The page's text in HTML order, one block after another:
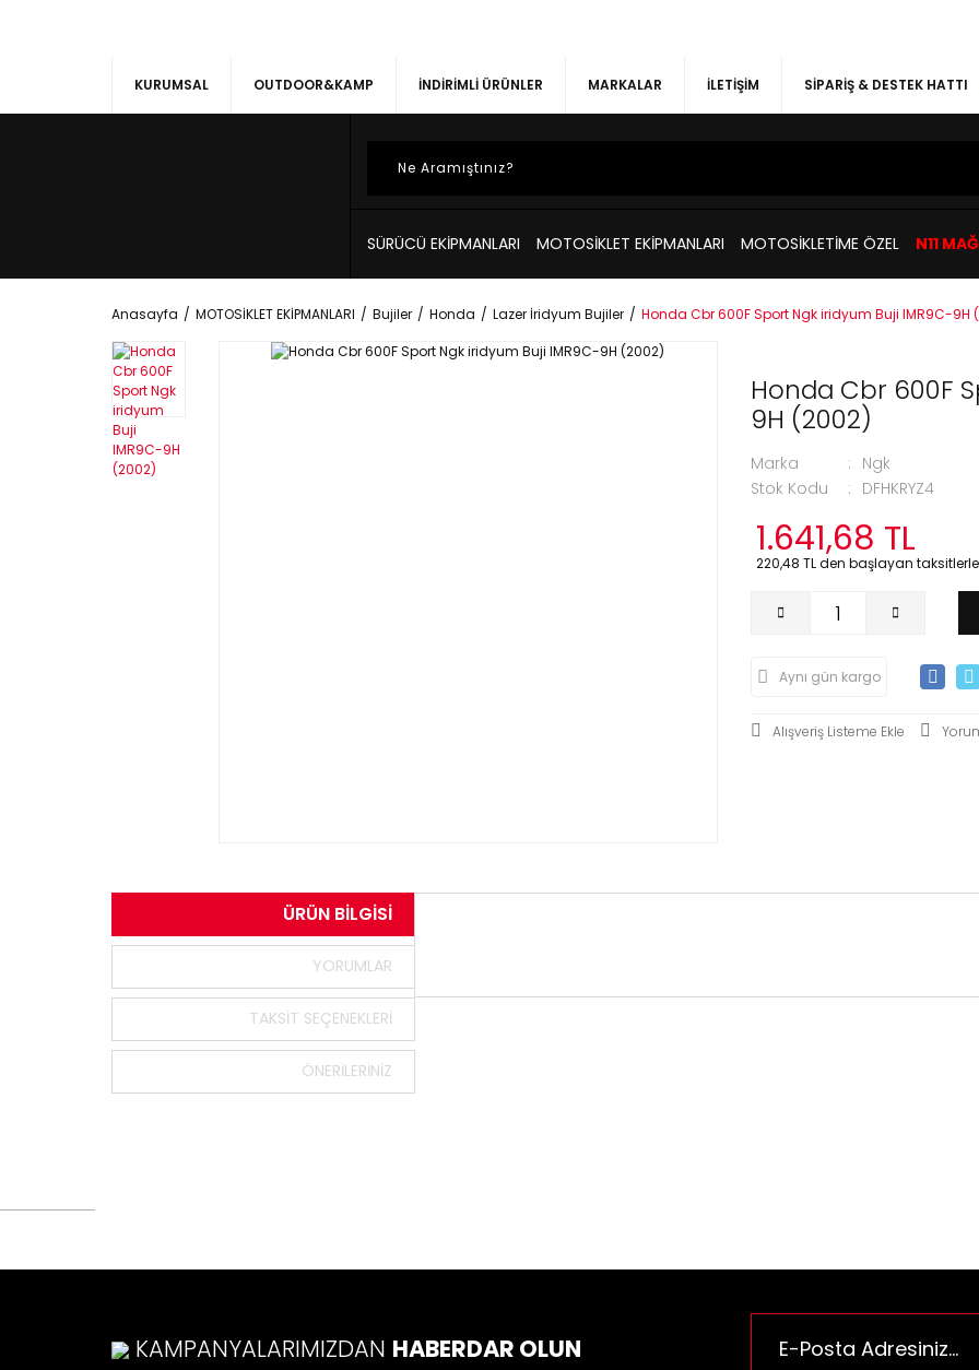
KURUMSAL OUTDOOR&KAMP İNDİRİMLİ ÜRÜNLER MARKALAR İLETİŞİM SİPARİŞ & DESTEK HATTI
SÜRÜCÜ EKİPMANLARI MOTOSİKLET EKİPMANLARI MOTOSİKLETİME ÖZEL N11
Anasayfa MOTOSİKLET EKİPMANLARI Bujiler Honda Lazer İridyum Bujiler Honda Cbr 600F Sport Ngk iridyum Buji IMR9C-9H
Honda Cbr 600F
9H (2002)
Marka
Ngk
Stok Kodu
DFHKRYZ4
1.641,68 TL
220,48 TL den başlayan
Aynı gün kargo
ÜRÜN BILGISI
YORUMLAR
TAKSIT SEÇENEKLERI
ÖNERILERINIZ
KAMPANYALARIMIZDAN HABERDAR OLUN